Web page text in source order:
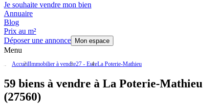
Je souhaite vendre mon bien
Annuaire
Blog
Prix au m²
Déposer une annonce
Mon espace
Menu
AccueilImmobilier à vendre27 - EureLa Poterie-Mathieu
59 biens à vendre à La Poterie-Mathieu
(27560)